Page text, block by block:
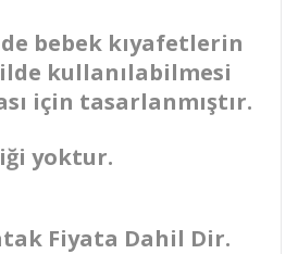
bebek kıyafetlerin
kullanılabilmesi
için tasarlanmıştır.
yoktur.
Fiyata Dahil Dir.